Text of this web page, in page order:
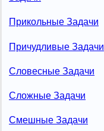
Прикольные Задачи
Причудливые Задачи
Словесные Задачи
Сложные Задачи
Смешные Задачи